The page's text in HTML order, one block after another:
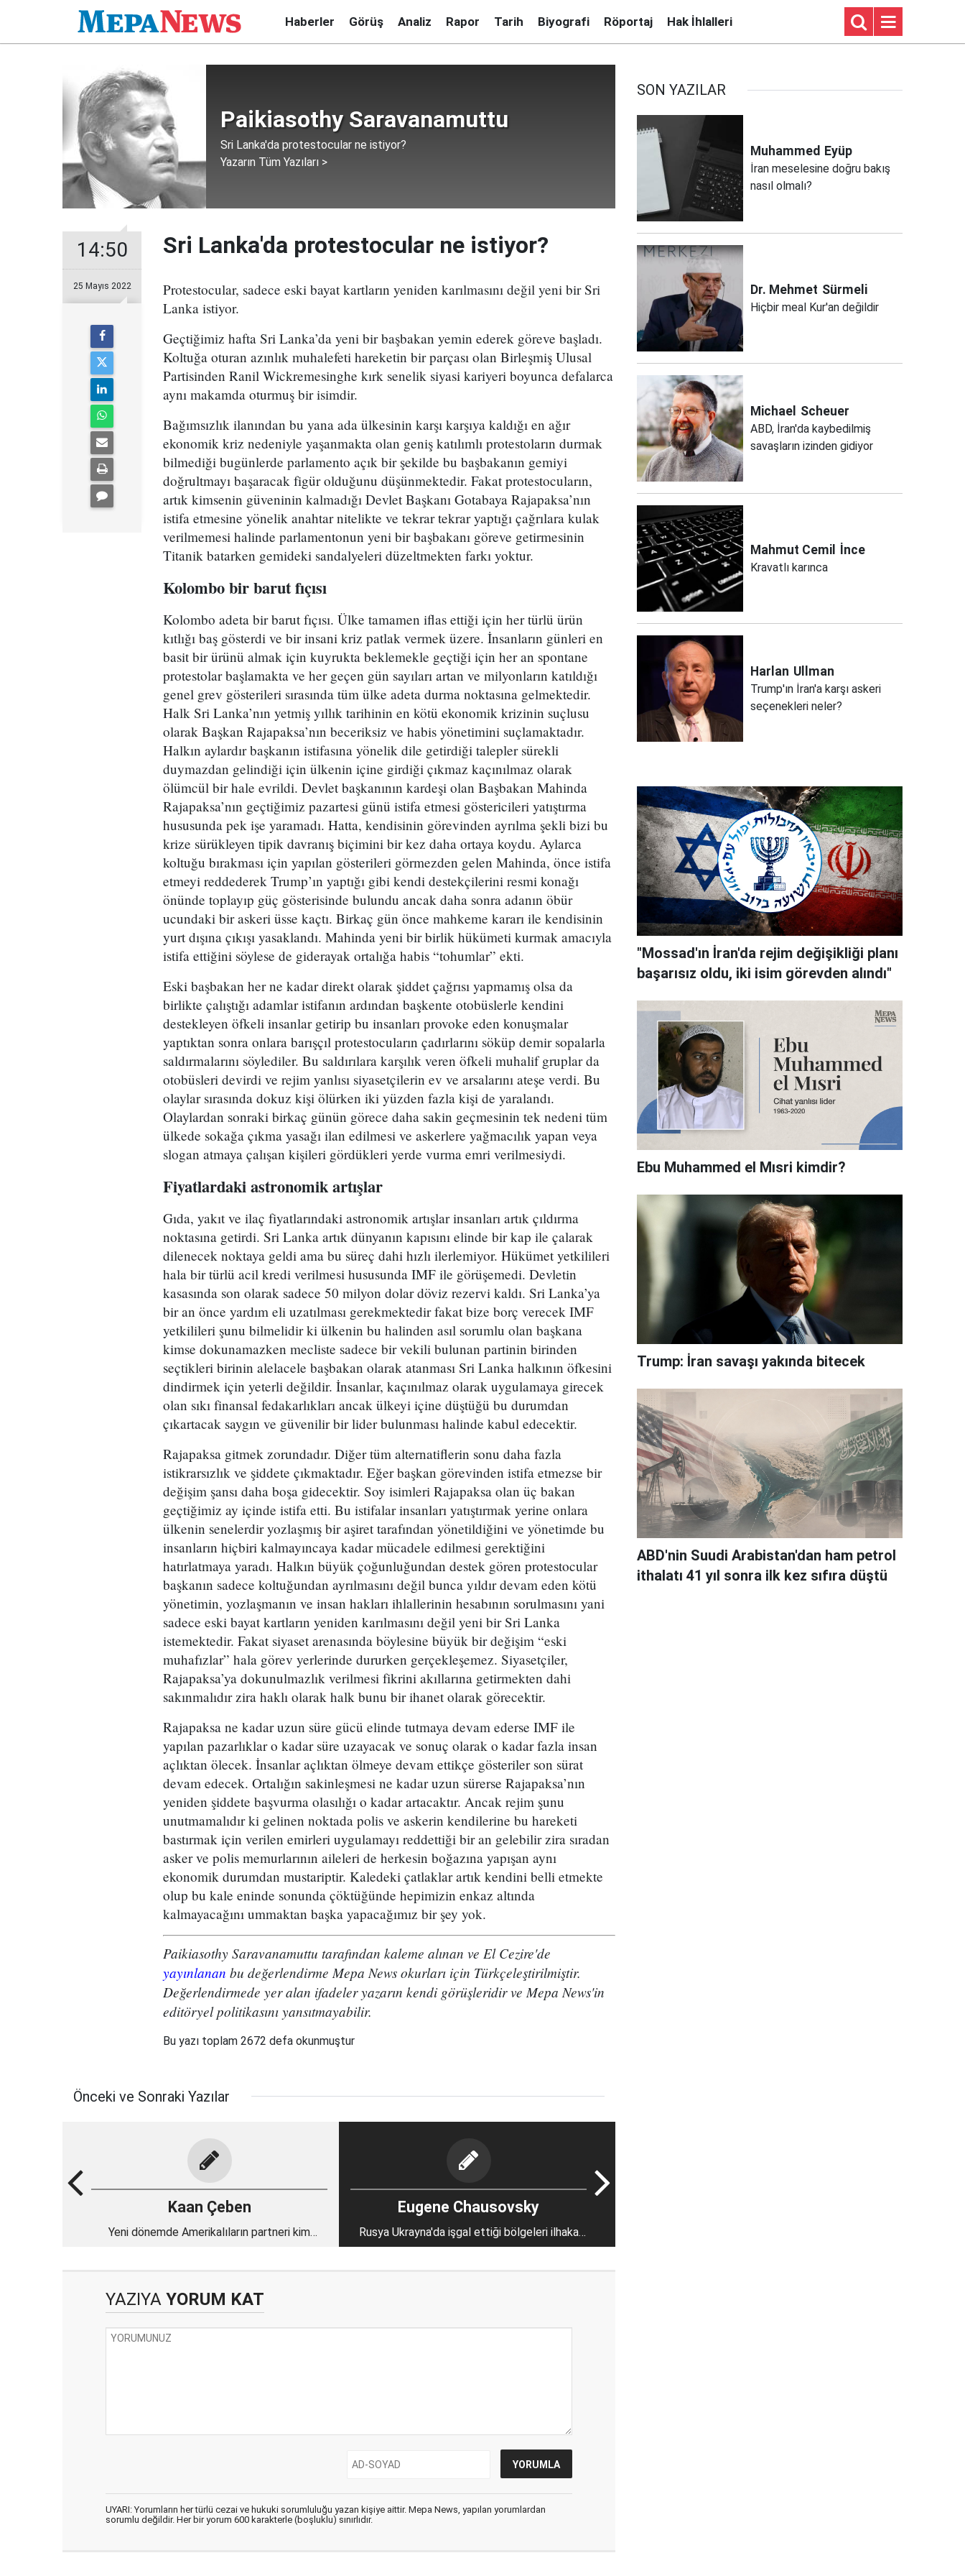
Haberler Görüş Analiz Rapor Tarih Biyografi Röportaj Hak İhlalleri
Paikiasothy Saravanamuttu
Sri Lanka'da protestocular ne istiyor?
Yazarın Tüm Yazıları >
14:50
25 Mayıs 2022
Sri Lanka'da protestocular ne istiyor?
Protestocular, sadece eski bayat kartların yeniden karılmasını değil yeni bir Sri
Lanka istiyor.
Geçtiğimiz hafta Sri Lanka’da yeni bir başbakan yemin ederek göreve başladı.
Koltuğa oturan azınlık muhalefeti hareketin bir parçası olan Birleşmiş Ulusal
Partisinden Ranil Wickremesinghe kırk senelik siyasi kariyeri boyunca defalarca
aynı makamda oturmuş bir isimdir.
Bağımsızlık ilanından bu yana ada ülkesinin karşı karşıya kaldığı en ağır
ekonomik kriz nedeniyle yaşanmakta olan geniş katılımlı protestoların durmak
bilmediği bugünlerde parlamento açık bir şekilde bu başbakanın gemiyi
doğrultmayı başaracak figür olduğunu düşünmektedir. Fakat protestocuların,
artık kimsenin güveninin kalmadığı Devlet Başkanı Gotabaya Rajapaksa’nın
istifa etmesine yönelik anahtar nitelikte ve tekrar tekrar yaptığı çağrılara kulak
verilmemesi halinde parlamentonun yeni bir başbakanı göreve getirmesinin
Titanik batarken gemideki sandalyeleri düzeltmekten farkı yoktur.
Kolombo bir barut fıçısı
Kolombo adeta bir barut fıçısı. Ülke tamamen iflas ettiği için her türlü ürün
kıtlığı baş gösterdi ve bir insani kriz patlak vermek üzere. İnsanların günleri en
basit bir ürünü almak için kuyrukta beklemekle geçtiği için her an spontane
protestolar başlamakta ve her geçen gün sayıları artan ve milyonların katıldığı
genel grev gösterileri sırasında tüm ülke adeta durma noktasına gelmektedir.
Halk Sri Lanka’nın yetmiş yıllık tarihinin en kötü ekonomik krizinin suçlusu
olarak Başkan Rajapaksa’nın beceriksiz ve habis yönetimini suçlamaktadır.
Halkın aylardır başkanın istifasına yönelik dile getirdiği talepler sürekli
duymazdan gelindiği için ülkenin içine girdiği çıkmaz kaçınılmaz olarak
ölümcül bir hale evrildi. Devlet başkanının kardeşi olan Başbakan Mahinda
Rajapaksa’nın geçtiğimiz pazartesi günü istifa etmesi göstericileri yatıştırma
hususunda pek işe yaramadı. Hatta, kendisinin görevinden ayrılma şekli bizi bu
krize sürükleyen tipik davranış biçimini bir kez daha ortaya koydu. Aylarca
koltuğu bırakması için yapılan gösterileri görmezden gelen Mahinda, önce istifa
etmeyi reddederek Trump’ın yaptığı gibi kendi destekçilerini resmi konağı
önünde toplayıp güç gösterisinde bulundu ancak daha sonra adanın öbür
ucundaki bir askeri üsse kaçtı. Birkaç gün önce mahkeme kararı ile kendisinin
yurt dışına çıkışı yasaklandı. Mahinda yeni bir birlik hükümeti kurmak amacıyla
istifa ettiğini söylese de giderayak ortalığa habis “tohumlar” ekti.
Eski başbakan her ne kadar direkt olarak şiddet çağrısı yapmamış olsa da
birlikte çalıştığı adamlar istifanın ardından başkente otobüslerle kendini
destekleyen öfkeli insanlar getirip bu insanları provoke eden konuşmalar
yaptıktan sonra onlara barışçıl protestocuların çadırlarını söküp demir sopalarla
saldırmalarını söylediler. Bu saldırılara karşılık veren öfkeli muhalif gruplar da
otobüsleri devirdi ve rejim yanlısı siyasetçilerin ev ve arsalarını ateşe verdi. Bu
olaylar sırasında dokuz kişi ölürken iki yüzden fazla kişi de yaralandı.
Olaylardan sonraki birkaç günün görece daha sakin geçmesinin tek nedeni tüm
ülkede sokağa çıkma yasağı ilan edilmesi ve askerlere yağmacılık yapan veya
slogan atmaya çalışan kişileri gördükleri yerde vurma emri verilmesiydi.
Fiyatlardaki astronomik artışlar
Gıda, yakıt ve ilaç fiyatlarındaki astronomik artışlar insanları artık çıldırma
noktasına getirdi. Sri Lanka artık dünyanın kapısını elinde bir kap ile çalarak
dilenecek noktaya geldi ama bu süreç dahi hızlı ilerlemiyor. Hükümet yetkilileri
hala bir türlü acil kredi verilmesi hususunda IMF ile görüşemedi. Devletin
kasasında son olarak sadece 50 milyon dolar döviz rezervi kaldı. Sri Lanka’ya
bir an önce yardım eli uzatılması gerekmektedir fakat bize borç verecek IMF
yetkilileri şunu bilmelidir ki ülkenin bu halinden asıl sorumlu olan başkana
kimse dokunamazken mecliste sadece bir vekili bulunan partinin birinden
seçtikleri birinin alelacele başbakan olarak atanması Sri Lanka halkının öfkesini
dindirmek için yeterli değildir. İnsanlar, kaçınılmaz olarak uygulamaya girecek
olan sıkı finansal fedakarlıkları ancak ülkeyi içine düştüğü bu durumdan
çıkartacak saygın ve güvenilir bir lider bulunması halinde kabul edecektir.
Rajapaksa gitmek zorundadır. Diğer tüm alternatiflerin sonu daha fazla
istikrarsızlık ve şiddete çıkmaktadır. Eğer başkan görevinden istifa etmezse bir
değişim şansı daha boşa gidecektir. Soy isimleri Rajapaksa olan üç bakan
geçtiğimiz ay içinde istifa etti. Bu istifalar insanları yatıştırmak yerine onlara
ülkenin senelerdir yozlaşmış bir aşiret tarafından yönetildiğini ve yönetimde bu
insanların hiçbiri kalmayıncaya kadar mücadele edilmesi gerektiğini
hatırlatmaya yaradı. Halkın büyük çoğunluğundan destek gören protestocular
başkanın sadece koltuğundan ayrılmasını değil bunca yıldır devam eden kötü
yönetimin, yozlaşmanın ve insan hakları ihlallerinin hesabının sorulmasını yani
sadece eski bayat kartların yeniden karılmasını değil yeni bir Sri Lanka
istemektedir. Fakat siyaset arenasında böylesine büyük bir değişim “eski
muhafızlar” hala görev yerlerinde dururken gerçekleşemez. Siyasetçiler,
Rajapaksa’ya dokunulmazlık verilmesi fikrini akıllarına getirmekten dahi
sakınmalıdır zira haklı olarak halk bunu bir ihanet olarak görecektir.
Rajapaksa ne kadar uzun süre gücü elinde tutmaya devam ederse IMF ile
yapılan pazarlıklar o kadar süre uzayacak ve sonuç olarak o kadar fazla insan
açlıktan ölecek. İnsanlar açlıktan ölmeye devam ettikçe gösteriler son sürat
devam edecek. Ortalığın sakinleşmesi ne kadar uzun sürerse Rajapaksa’nın
yeniden şiddete başvurma olasılığı o kadar artacaktır. Ancak rejim şunu
unutmamalıdır ki gelinen noktada polis ve askerin kendilerine bu hareketi
bastırmak için verilen emirleri uygulamayı reddettiği bir an gelebilir zira sıradan
asker ve polis memurlarının aileleri de herkesin boğazına yapışan aynı
ekonomik durumdan mustariptir. Kaledeki çatlaklar artık kendini belli etmekte
olup bu kale eninde sonunda çöktüğünde hepimizin enkaz altında
kalmayacağını ummaktan başka yapacağımız bir şey yok.
Paikiasothy Saravanamuttu tarafından kaleme alınan ve El Cezire'de
yayınlanan bu değerlendirme Mepa News okurları için Türkçeleştirilmiştir.
Değerlendirmede yer alan ifadeler yazarın kendi görüşleridir ve Mepa News'in
editöryel politikasını yansıtmayabilir.
Bu yazı toplam 2672 defa okunmuştur
Önceki ve Sonraki Yazılar
Kaan Çeben
Yeni dönemde Amerikalıların partneri kim
Eugene Chausovsky
Rusya Ukrayna'da işgal ettiği bölgeleri ilhaka
hazırlanıyor
YAZIYA YORUM KAT
UYARI: Yorumların her türlü cezai ve hukuki sorumluluğu yazan kişiye aittir. Mepa News, yapılan yorumlardan
sorumlu değildir. Her bir yorum 600 karakterle (boşluklu) sınırlıdır.
SON YAZILAR
Muhammed Eyüp
İran meselesine doğru bakış
nasıl olmalı?
Dr. Mehmet Sürmeli
Hiçbir meal Kur'an değildir
Michael Scheuer
ABD, İran'da kaybedilmiş
savaşların izinden gidiyor
Mahmut Cemil İnce
Kravatlı karınca
Harlan Ullman
Trump'ın İran'a karşı askeri
seçenekleri neler?
"Mossad'ın İran'da rejim değişikliği planı
başarısız oldu, iki isim görevden alındı"
Ebu Muhammed el Mısri kimdir?
Trump: İran savaşı yakında bitecek
ABD'nin Suudi Arabistan'dan ham petrol
ithalatı 41 yıl sonra ilk kez sıfıra düştü